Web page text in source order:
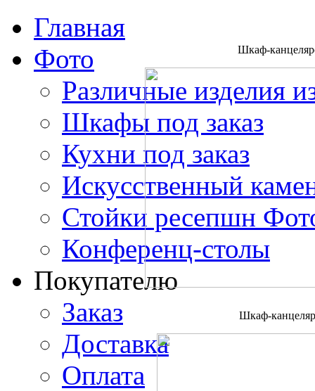
Главная
Фото
Различные изделия
Шкафы под заказ
Кухни под заказ
Искусственный
Стойки ресепшн
Конференц-столы
Покупателю
Заказ
Доставка
Оплата
Шкаф-
Шкаф-